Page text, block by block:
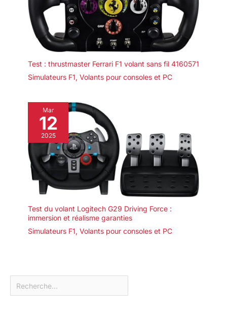
Test : thrustmaster Ferrari F1 volant sans fil 4160571
Simulateurs F1, Volants pour consoles et PC
Mar
12
2025
Test du volant Logitech G29 Driving Force :
immersion et réalisme garanties
Simulateurs F1, Volants pour consoles et PC